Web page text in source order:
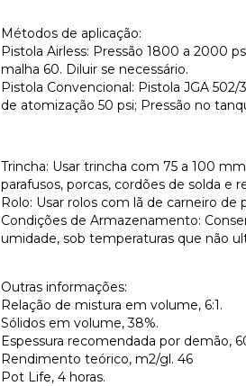
Métodos de aplicação:
Pistola Airless: Pressão 1800 a 2000
malha 60. Diluir se necessário.
Pistola Convencional: Pistola JGA
de atomização 50 psi; Pressão no
Trincha: Usar trincha com 75 a 100
parafusos, porcas, cordões de solda e
Rolo: Usar rolos com lã de carneiro de
Condições de Armazenamento:
umidade, sob temperaturas que não
Outras informações:
Relação de mistura em volume, 6:1.
Sólidos em volume, 38%.
Espessura recomendada por demão,
Rendimento teórico, m2/gl. 46
Pot Life, 4 horas.